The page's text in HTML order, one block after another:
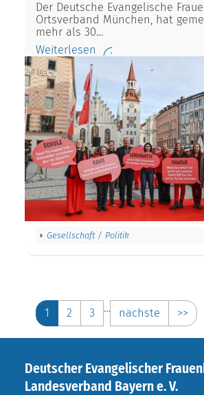
Der Deutsche Evangelische
Ortsverband München, hat
mehr als 30…
Weiterlesen
Gesellschaft / Politik
1 2 3 … nächste >>
Deutscher Evangelischer
Landesverband Bayern e. V.